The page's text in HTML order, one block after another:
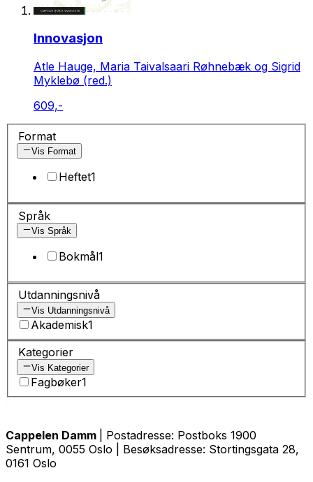
Innovasjon
Atle Hauge, Maria Taivalsaari Røhnebæk og Sigrid
Myklebø (red.)
609,-
Format
Vis Format
Heftet1
Språk
Vis Språk
Bokmål1
Utdanningsnivå
Vis Utdanningsnivå
Akademisk1
Kategorier
Vis Kategorier
Fagbøker1
Cappelen Damm
| Postadresse: Postboks 1900
Sentrum, 0055 Oslo | Besøksadresse: Stortingsgata 28,
0161 Oslo